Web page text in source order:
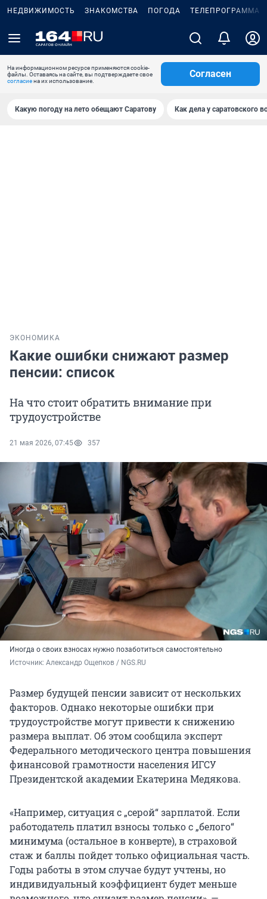
НЕДВИЖИМОСТЬ ЗНАКОМСТВА ПОГОДА ТЕЛЕПРОГРАММА
На информационном ресурсе применяются cookie-
файлы. Оставаясь на сайте, вы подтверждаете свое
согласиена их использование.
Согласен
Какую погоду на лето обещают Саратову Как дела у саратовского
ЭКОНОМИКА
Какие ошибки снижают размер
пенсии: список
На что стоит обратить внимание при
трудоустройстве
21 мая 2026, 07:45 357
Иногда о своих взносах нужно позаботиться самостоятельно
Источник: Александр Ощепков / NGS.RU
Размер будущей пенсии зависит от нескольких
факторов. Однако некоторые ошибки при
трудоустройстве могут привести к снижению
размера выплат. Об этом сообщила эксперт
Федерального методического центра повышения
финансовой грамотности населения ИГСУ
Президентской академии Екатерина Медякова.
«Например, ситуация с „серой“ зарплатой. Если
работодатель платил взносы только с „белого“
минимума (остальное в конверте), в страховой
стаж и баллы пойдет только официальная часть.
Годы работы в этом случае будут учтены, но
индивидуальный коэффициент будет меньше